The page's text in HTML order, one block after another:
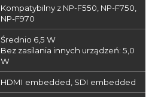
Kompatybilny z NP-F550, NP-F750,
NP-F970
Średnio 6,5 W
Bez zasilania innych urządzeń: 5,0
W
HDMI embedded, SDI embedded